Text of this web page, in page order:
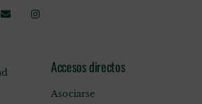
Accesos directos
Asociarse